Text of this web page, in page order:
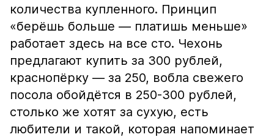
количества купленного. Принцип
«берёшь больше — платишь меньше»
работает здесь на все сто. Чехонь
предлагают купить за 300 рублей,
краснопёрку — за 250, вобла свежего
посола обойдётся в 250-300 рублей,
столько же хотят за сухую, есть
любители и такой, которая напоминает